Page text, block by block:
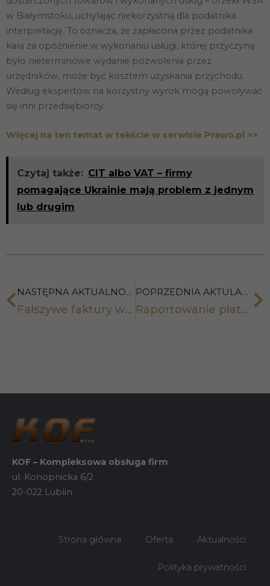
w Białymstoku, uchylając niekorzystną dla podatnika
interpretację. To oznacza, że zapłacona przez podatnika
kara za opóźnienie w wykonaniu usługi, której przyczyną
było nieterminowe wydanie pozwolenia przez
urzędników, może być kosztem uzyskania przychodu.
Według ekspertów na korzystny wyrok mogą powoływać
się inni przedsiębiorcy.
Więcej na ten temat w tekście w serwisie Prawo.pl >>
Czytaj także: CIT albo VAT – firmy
pomagające Ukrainie mają problem z jednym
lub drugim
NASTĘPNA AKTUALNOŚĆ
Fałszywe faktury wystawiane przez pracownika a jego odpowiedzialność. Ważna opinia TSUE
POPRZEDNIA AKTULANOŚĆ
Raportowanie płatności transgranicznych. Nowe obowiązki od 1 stycznia 2024 r.
KOF – Kompleksowa obsługa firm
ul. Konopnicka 6/2
20-022 Lublin
Strona główna Oferta Aktualności
Polityka prywatności
nie są
one potrzebne
do